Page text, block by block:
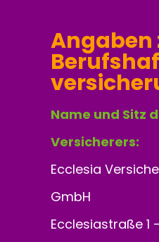
Angaben
Name und Sitz
Versicherers:
Ecclesia
GmbH
Ecclesiastraße 1